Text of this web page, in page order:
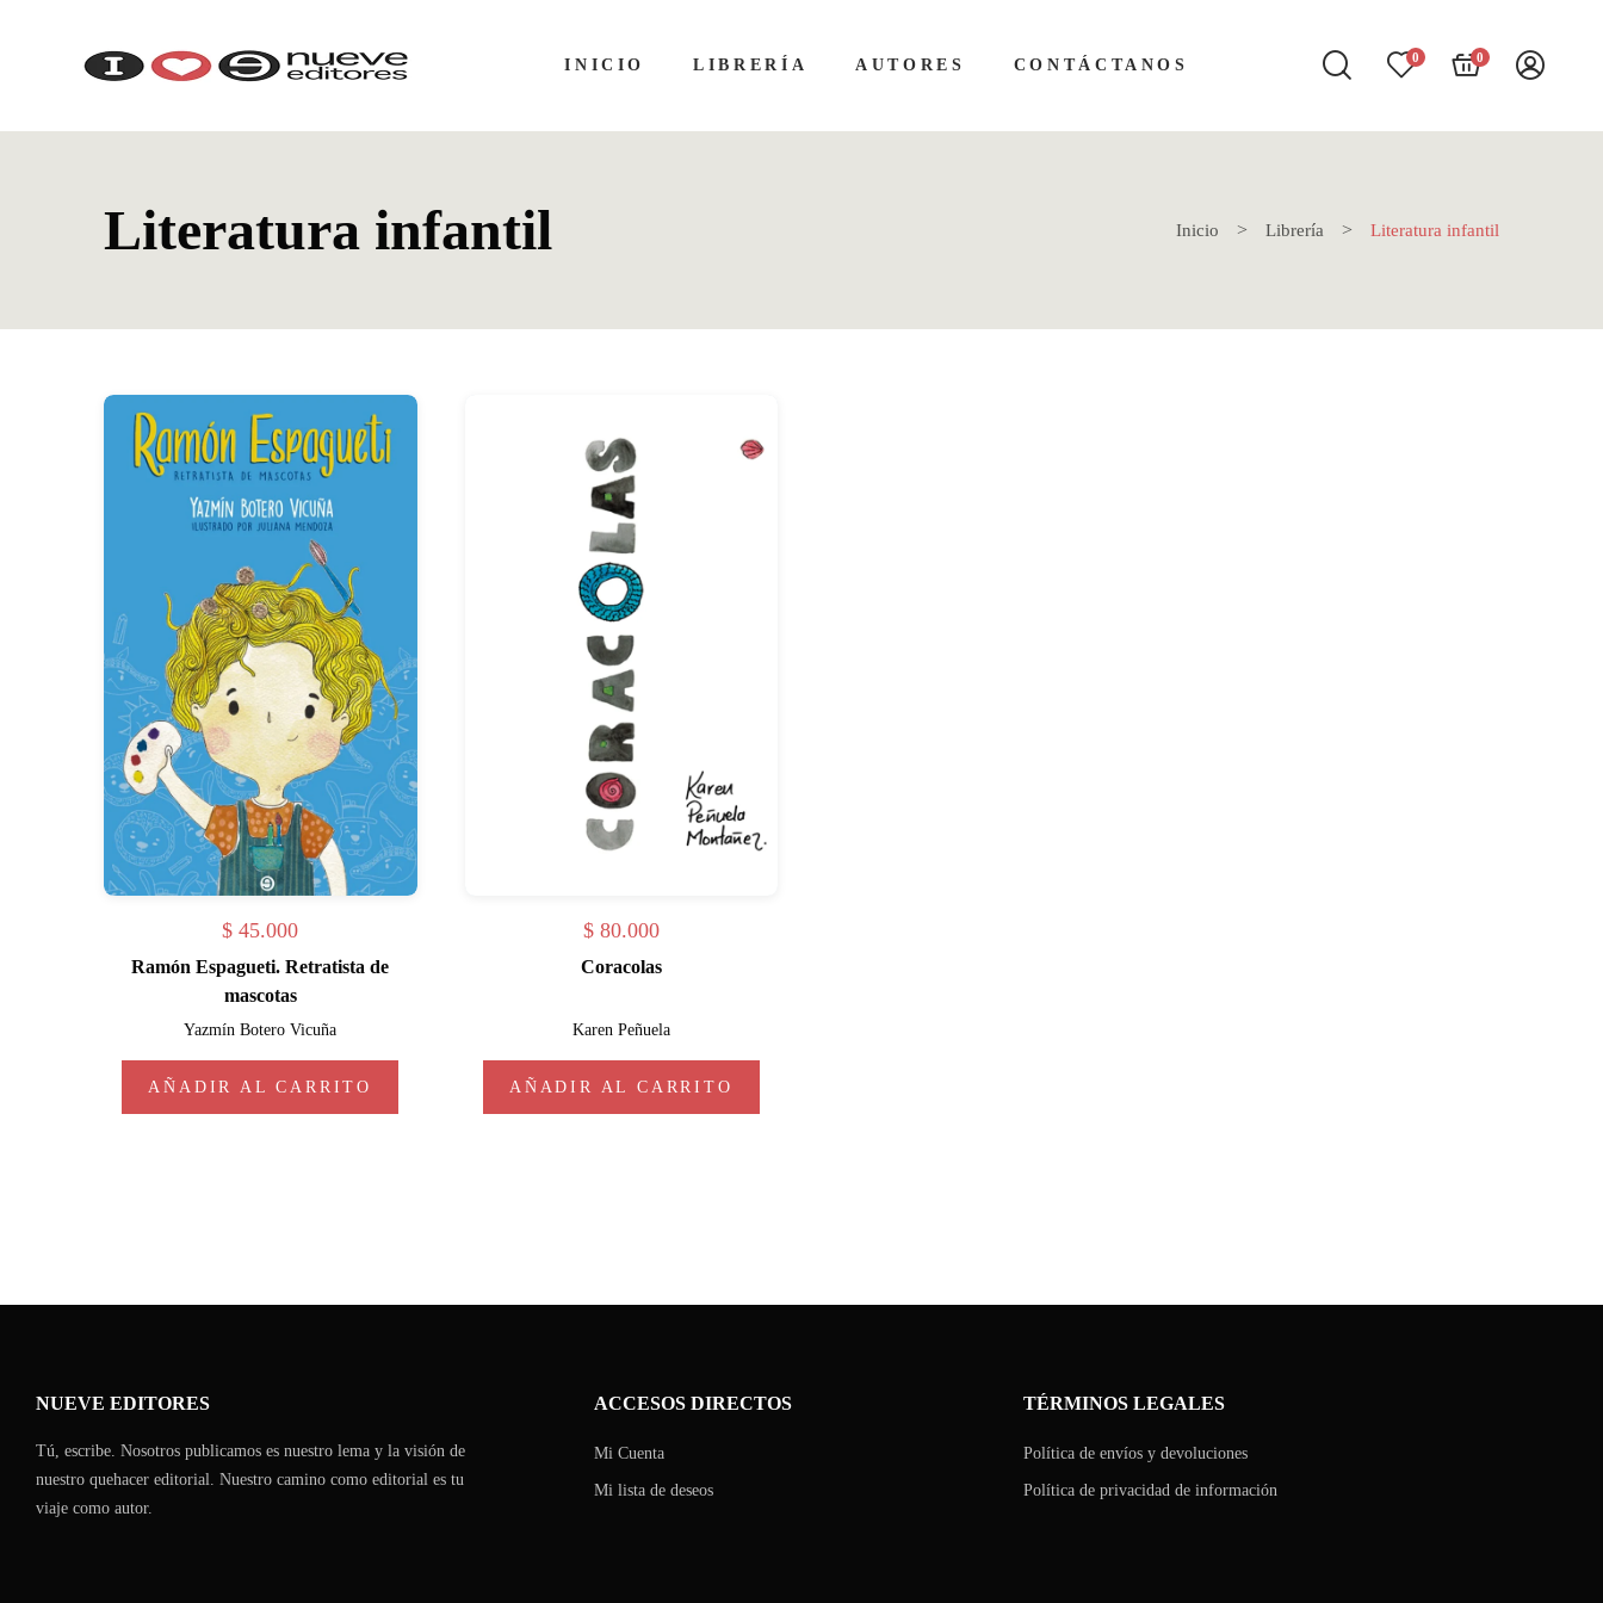
INICIO LIBRERÍA AUTORES CONTÁCTANOS 0 0
Literatura infantil Inicio Librería Literatura infantil
$ 45.000
Ramón Espagueti. Retratista de
mascotas
Yazmín Botero Vicuña
AÑADIR AL CARRITO
$80.000
Coracolas
Karen Peñuela
AÑADIR AL CARRITO
NUEVE EDITORES
Tú, escribe. Nosotros publicamos es nuestro lema y la visión de
nuestro quehacer editorial. Nuestro camino como editorial es tu
viaje como autor.
ACCESOS DIRECTOS
Mi Cuenta
Mi lista de deseos
TÉRMINOS LEGALES
Política de envíos y devoluciones
Política de privacidad de información